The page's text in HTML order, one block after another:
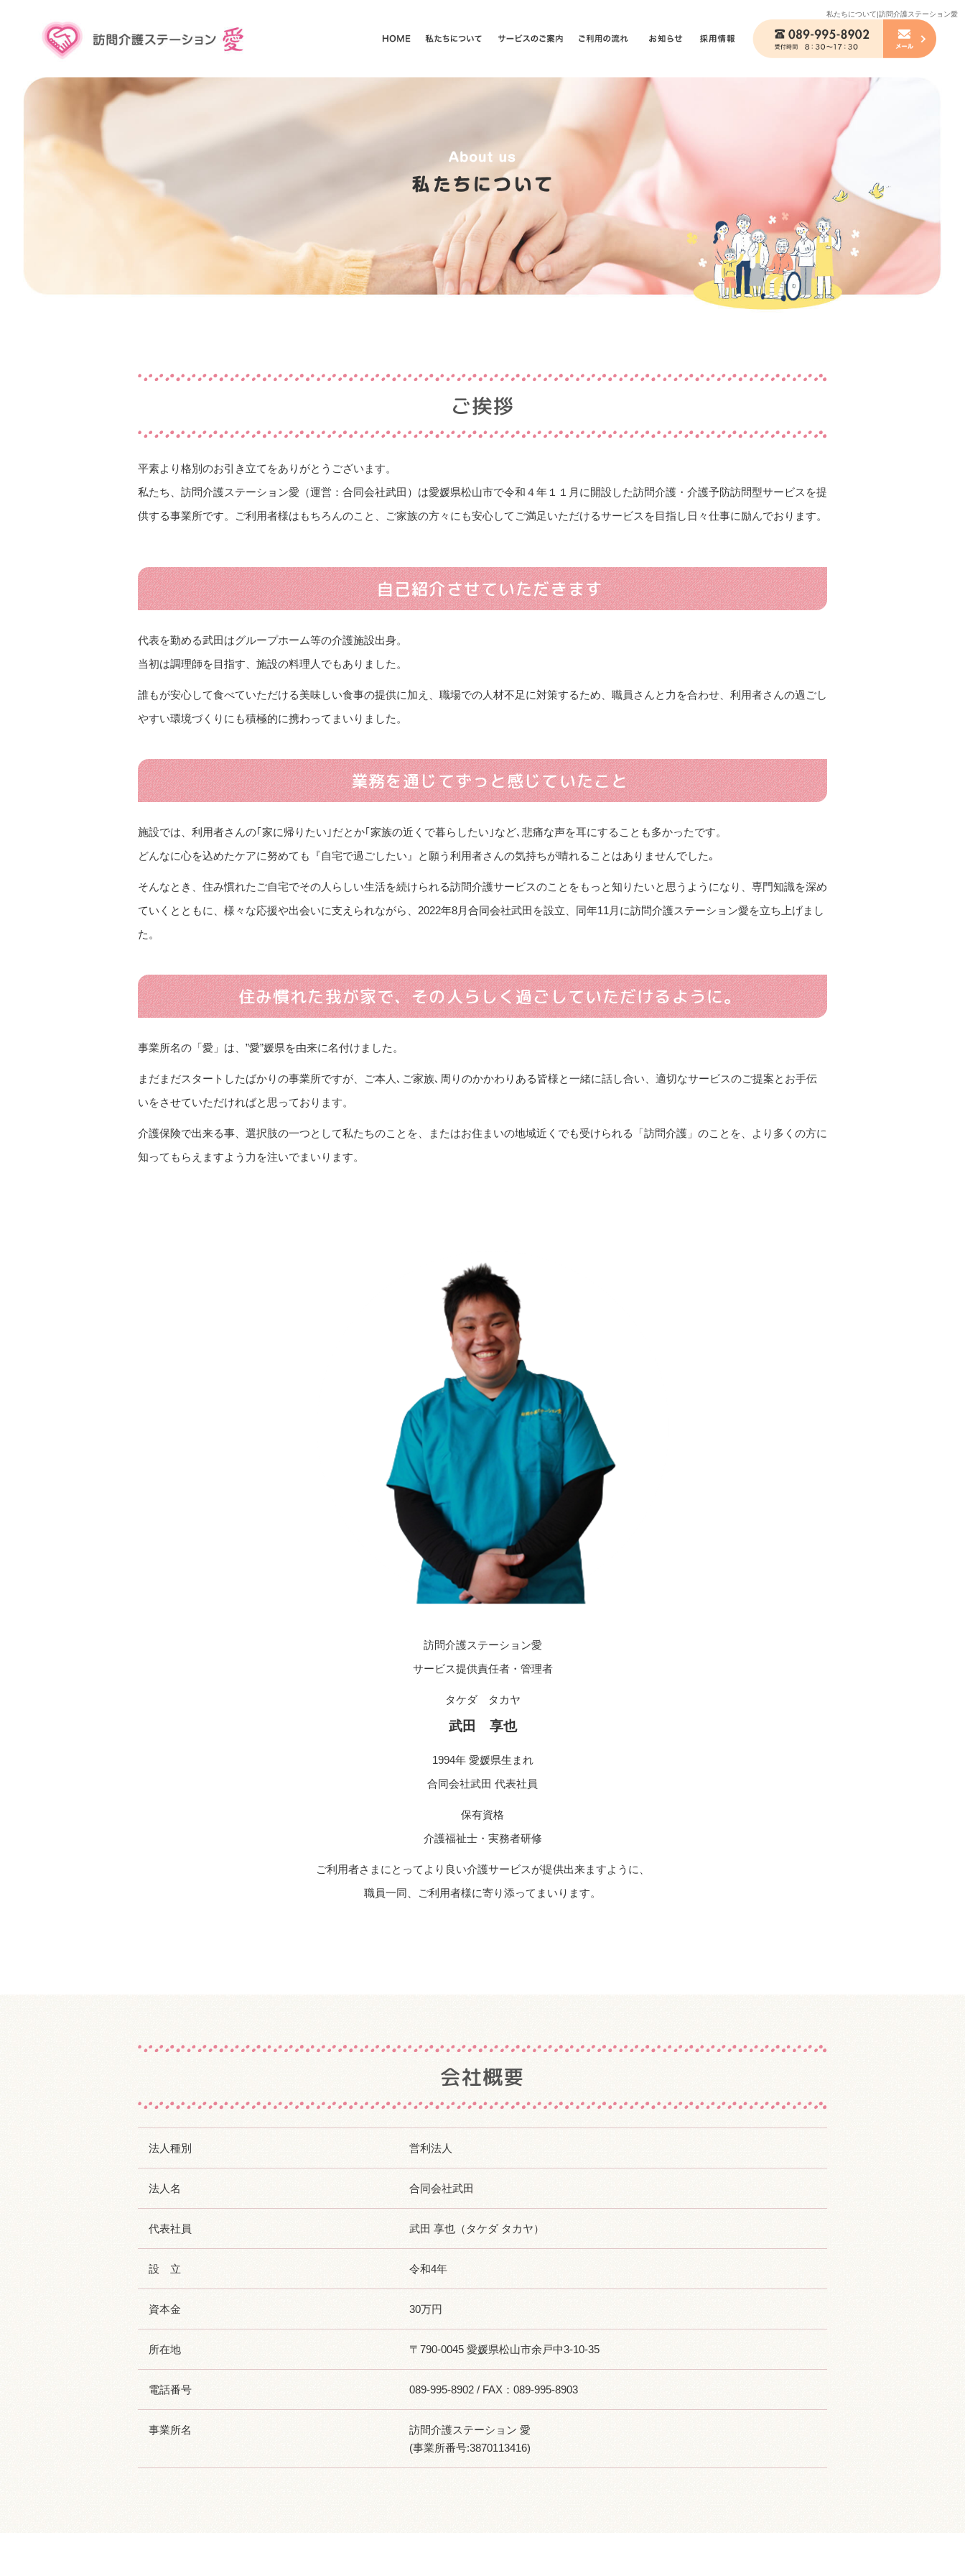
私たちについて|訪問介護ステーション愛
ご挨拶
平素より格別のお引き立てをありがとうございます。
私たち、訪問介護ステーション愛（運営：合同会社武田）は愛媛県松山市で令和４年１１月に開設した訪問介護・介護予防訪問型サービスを提
供する事業所です。ご利用者様はもちろんのこと、ご家族の方々にも安心してご満足いただけるサービスを目指し日々仕事に励んでおります。
自己紹介させていただきます
代表を勤める武田はグループホーム等の介護施設出身。
当初は調理師を目指す、施設の料理人でもありました。
誰もが安心して食べていただける美味しい食事の提供に加え、職場での人材不足に対策するため、職員さんと力を合わせ、利用者さんの過ごし
やすい環境づくりにも積極的に携わってまいりました。
業務を通じてずっと感じていたこと
施設では、利用者さんの｢家に帰りたい｣だとか｢家族の近くで暮らしたい｣など､悲痛な声を耳にすることも多かったです。
どんなに心を込めたケアに努めても『自宅で過ごしたい』と願う利用者さんの気持ちが晴れることはありませんでした｡
そんなとき、住み慣れたご自宅でその人らしい生活を続けられる訪問介護サービスのことをもっと知りたいと思うようになり、専門知識を深め
ていくとともに、様々な応援や出会いに支えられながら、2022年8月合同会社武田を設立、同年11月に訪問介護ステーション愛を立ち上げまし
た。
住み慣れた我が家で、その人らしく過ごしていただけるように。
事業所名の「愛」は、”愛”媛県を由来に名付けました。
まだまだスタートしたばかりの事業所ですが、ご本人､ご家族､周りのかかわりある皆様と一緒に話し合い、適切なサービスのご提案とお手伝
いをさせていただければと思っております。
介護保険で出来る事、選択肢の一つとして私たちのことを、またはお住まいの地域近くでも受けられる「訪問介護」のことを、より多くの方に
知ってもらえますよう力を注いでまいります。
訪問介護ステーション愛
サービス提供責任者・管理者
タケダ タカヤ
武田 享也
1994年 愛媛県生まれ
合同会社武田 代表社員
保有資格
介護福祉士・実務者研修
ご利用者さまにとってより良い介護サービスが提供出来ますように、
職員一同、ご利用者様に寄り添ってまいります。
会社概要
法人種別 営利法人
法人名 合同会社武田
代表社員 武田 享也（タケダ タカヤ）
設 立 令和4年
資本金 30万円
所在地 〒790-0045 愛媛県松山市余戸中3-10-35
電話番号 089-995-8902 / FAX：089-995-8903
事業所名
訪問介護ステーション 愛
(事業所番号:3870113416)